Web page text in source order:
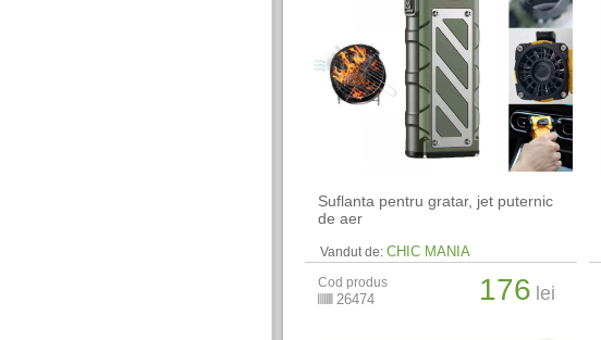
Suflanta pentru gratar, jet puternic
de aer
Vandut de: CHIC MANIA
Cod produs
26474 176 lei